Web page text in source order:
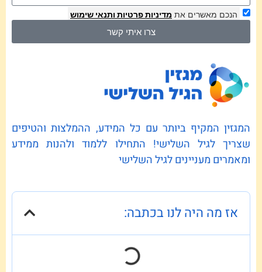
הנכם מאשרים את מדיניות פרטיות ותנאי שימוש
צרו איתי קשר
המגזין המקיף ביותר עם כל המידע, ההמלצות והטיפים
שצריך לגיל השלישי! התחילו ללמוד ולהנות ממידע
ומאמרים מעניינים לגיל השלישי
אז מה היה לנו בכתבה: